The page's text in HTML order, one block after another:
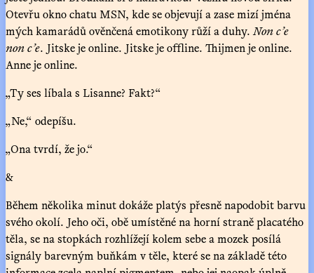
Otevřu okno chatu MSN, kde se objevují a zase mizí jména
mých kamarádů ověnčená emotikony růží a duhy.Non c’e
non c’e. Jitske je online. Jitske je offline. Thijmen je online.
Anne je online.
„Ty ses líbala s Lisanne? Fakt?“
„Ne,“ odepíšu.
„Ona tvrdí, že jo.“
&
Během několika minut dokáže platýs přesně napodobit barvu
svého okolí. Jeho oči, obě umístěné na horní straně placatého
těla, se na stopkách rozhlížejí kolem sebe a mozek posílá
signály barevným buňkám v těle, které se na základě této